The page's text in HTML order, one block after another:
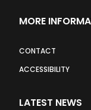
MORE
CONTACT
ACCESSIBILITY
LATEST NEWS